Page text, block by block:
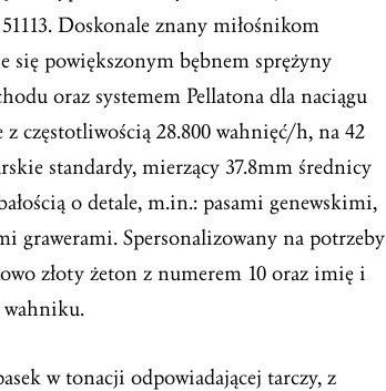
51113. Doskonale znany miłośnikom
się powiększonym bębnem sprężyny
oraz systemem Pellatona dla naciągu
częstotliwością 28.800 wahnięć/h, na 42
standardy, mierzący 37.8mm średnicy
o detale, m.in.: pasami genewskimi,
grawerami. Spersonalizowany na potrzeby
złoty żeton z numerem 10 oraz imię i
wahniku.
w tonacji odpowiadającej tarczy, z